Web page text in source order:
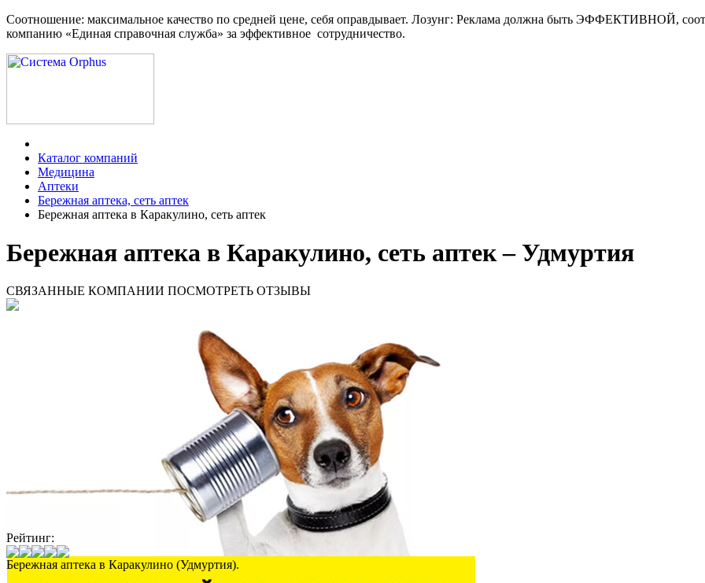
Соотношение: максимальное качество по средней цене, себя оправдывает. Лозунг: Реклама должна быть ЭФФЕКТИВНОЙ,
компанию «Единая справочная служба» за эффективное сотрудничество.
Каталог компаний
Медицина
Аптеки
Бережная аптека, сеть аптек
Бережная аптека в Каракулино, сеть аптек
Бережная аптека в Каракулино, сеть аптек – Удмуртия
СВЯЗАННЫЕ КОМПАНИИ ПОСМОТРЕТЬ ОТЗЫВЫ
Рейтинг:
Бережная аптека в Каракулино (Удмуртия).